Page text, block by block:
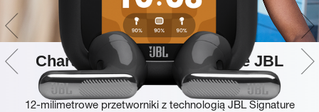
Charakterystyczne brzmienie JBL
Sound w jakości Hi-Res
12-milimetrowe przetworniki z technologią JBL Signature